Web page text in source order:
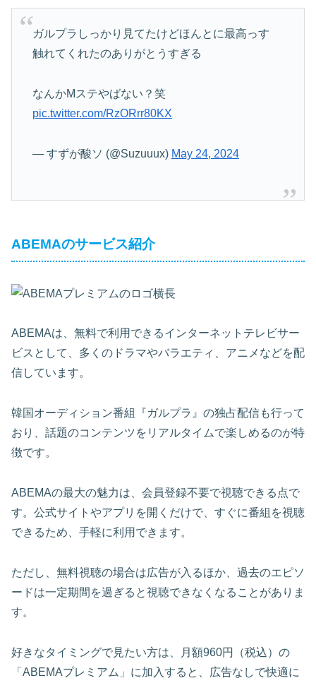
ガルプラしっかり見てたけどほんとに最高っす
触れてくれたのありがとうすぎる
なんかMステやばない？笑
pic.twitter.com/RzORrr80KX
— すずが酸ソ (@Suzuuux) May 24, 2024
ABEMAのサービス紹介
ABEMAは、無料で利用できるインターネットテレビサー
ビスとして、多くのドラマやバラエティ、アニメなどを配
信しています。
韓国オーディション番組『ガルプラ』の独占配信も行って
おり、話題のコンテンツをリアルタイムで楽しめるのが特
徴です。
ABEMAの最大の魅力は、会員登録不要で視聴できる点で
す。公式サイトやアプリを開くだけで、すぐに番組を視聴
できるため、手軽に利用できます。
ただし、無料視聴の場合は広告が入るほか、過去のエピソ
ードは一定期間を過ぎると視聴できなくなることがありま
す。
好きなタイミングで見たい方は、月額960円（税込）の
「ABEMAプレミアム」に加入すると、広告なしで快適に